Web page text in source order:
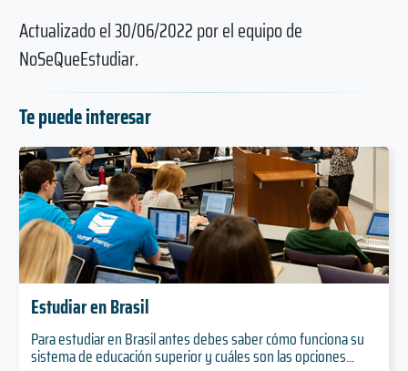
Actualizado el 30/06/2022 por el equipo de
NoSeQueEstudiar.
Te puede interesar
Estudiar en Brasil
Para estudiar en Brasil antes debes saber cómo funciona su
sistema de educación superior y cuáles son las opciones...